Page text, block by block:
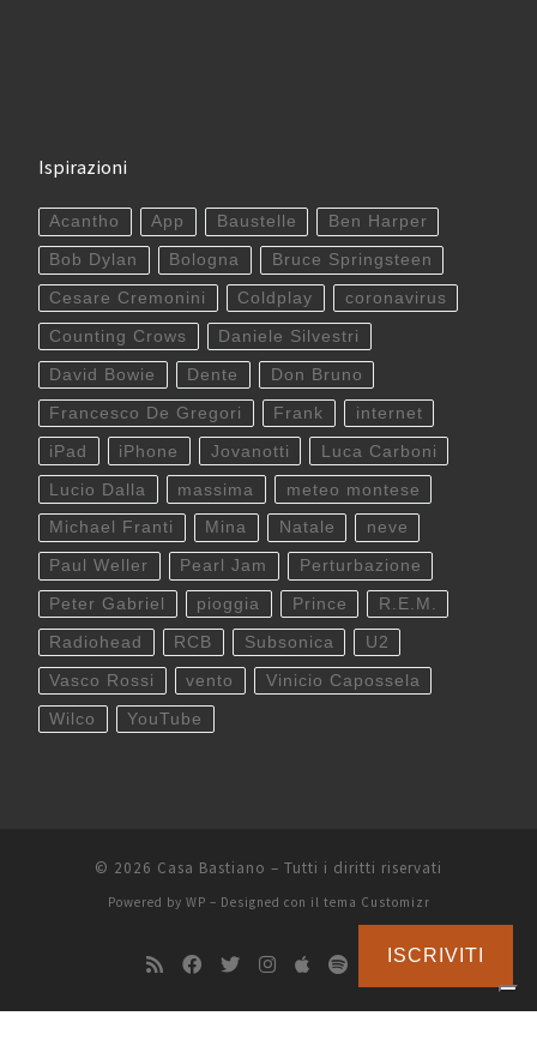
Ispirazioni
Acantho App Baustelle Ben Harper
Bob Dylan Bologna Bruce Springsteen
Cesare Cremonini Coldplay coronavirus
Counting Crows Daniele Silvestri
David Bowie Dente Don Bruno
Francesco De Gregori Frank internet
iPad iPhone Jovanotti Luca Carboni
Lucio Dalla massima meteo montese
Michael Franti Mina Natale neve
Paul Weller Pearl Jam Perturbazione
Peter Gabriel pioggia Prince R.E.M.
Radiohead RCB Subsonica U2
Vasco Rossi vento Vinicio Capossela
Wilco YouTube
© 2026 Casa Bastiano – Tutti i diritti riservati
Powered by WP – Designed con il tema Customizr
ISCRIVITI